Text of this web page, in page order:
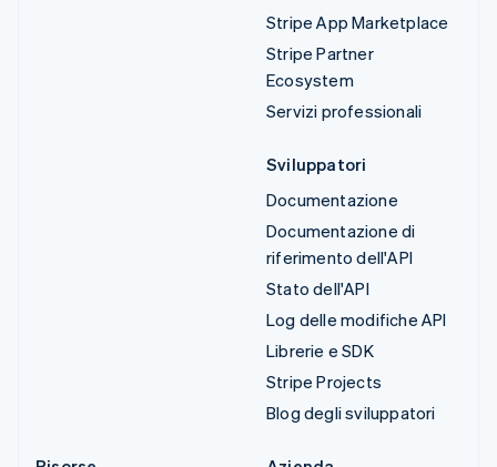
Stripe App Marketplace
Stripe Partner
Ecosystem
Servizi professionali
Sviluppatori
Documentazione
Documentazione di
riferimento dell'API
Stato dell'API
Log delle modifiche API
Librerie e SDK
Stripe Projects
Blog degli sviluppatori